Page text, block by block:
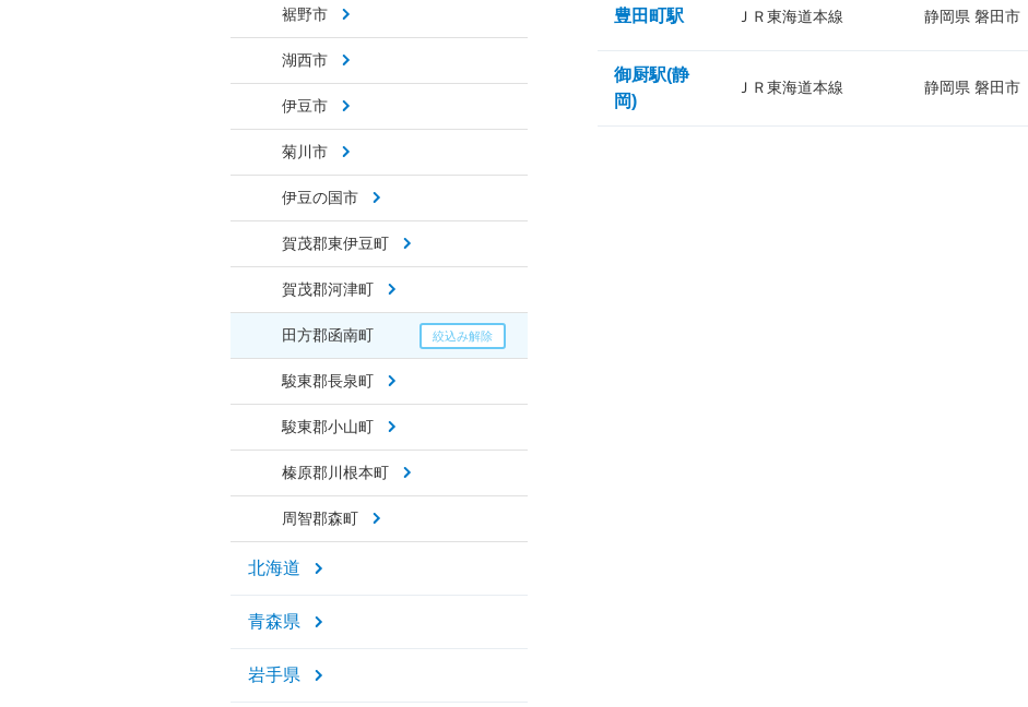
裾野市
湖西市
伊豆市
菊川市
伊豆の国市
賀茂郡東伊豆町
賀茂郡河津町
田方郡函南町
駿東郡長泉町
駿東郡小山町
榛原郡川根本町
周智郡森町
北海道
青森県
岩手県
豊田町駅 ＪＲ東海道本線 静岡県 磐田市
御厨駅(静
岡)
ＪＲ東海道本線 静岡県 磐田市